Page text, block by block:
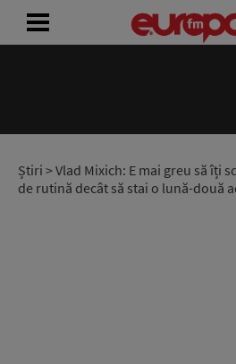
Știri > Vlad Mixich: E mai greu să îți
de rutină decât să stai o lună-două
RADIO